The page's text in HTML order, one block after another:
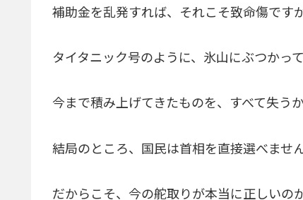
補助金を乱発すれば、それこそ致命傷です
タイタニック号のように、氷山にぶつかっ
今まで積み上げてきたものを、すべて失う
結局のところ、国民は首相を直接選べません
だからこそ、今の舵取りが本当に正しいの